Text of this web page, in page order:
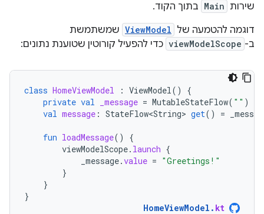
שירות Main בתוך הקוד.
דוגמה להטמעה של ViewModel שמשתמשת
ב- viewModelScope כדי להפעיל קורוטין שטוענת נתונים:
class HomeViewModel : ViewModel()
{
private val _message = MutableStateFlow( "" )
val message : StateFlow<String> get() =
fun loadMessage()
{
viewModelScope. launch {
_message.value = "Greetings!"
}
}
}
HomeViewModel . kt